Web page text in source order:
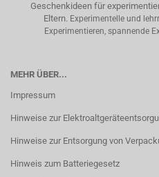
Geschenkideen für
Eltern. Experimentelle und
Experimentieren, spannende
MEHR ÜBER...
Impressum
Hinweise zur
Hinweise zur Entsorgung von
Hinweis zum Batteriegesetz